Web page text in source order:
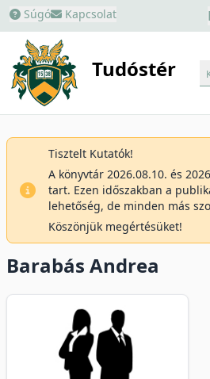
Súgó Kapcsolat
Tudóstér
Tisztelt Kutatók!
A könyvtár 2026.08.10. és
tart. Ezen időszakban a
lehetőség, de minden más
Köszönjük megértésüket!
Barabás Andrea